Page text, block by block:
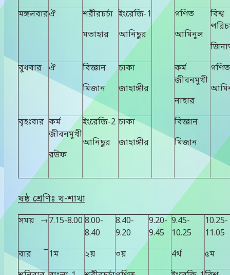
মঙ্গলবারঐ
শরীরচর্চা
মতাহার
ইংরেজি-1
আনিছুর
গণিত
আমিনুল
বিশ্ব
বুধবার
ঐ
বিজ্ঞান
মিজান
চাকা
জাহাঙ্গীর
কর্ম
জীবনমুখী
নাহার
গণিত
বৃহঃবার কর্ম
জীবনমুখী
রউফ
ইংরেজি-2
আনিছুর
চাকা
জাহাঙ্গীর
বিজ্ঞান
মিজান
ষষ্ঠ শ্রেণিঃ খ-শাখা
সময় →7.15-8.00 8.00-
8.40
8.40-
9.20
9.20-
9.45
9.45-
10.25
10.25-
11.05
বার ¯
1ম ২য় ৩য় 4র্থ
৫ম